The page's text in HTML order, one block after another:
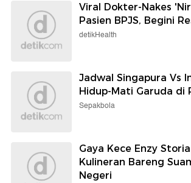
Viral Dokter-Nakes
Pasien BPJS, Begini
detikHealth
Jadwal Singapura Vs
Hidup-Mati Garuda di
Sepakbola
Gaya Kece Enzy
Kulineran Bareng
Negeri